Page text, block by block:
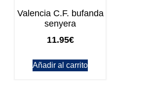
Valencia C.F. bufanda
senyera
11.95€
Añadir al carrito